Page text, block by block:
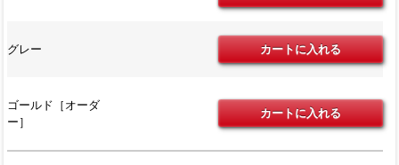
グレー
ゴールド［オーダ
ー］